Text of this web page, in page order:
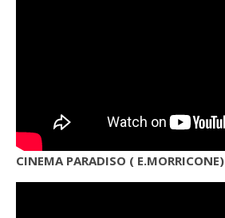
CINEMA PARADISO ( E.MORRICONE)